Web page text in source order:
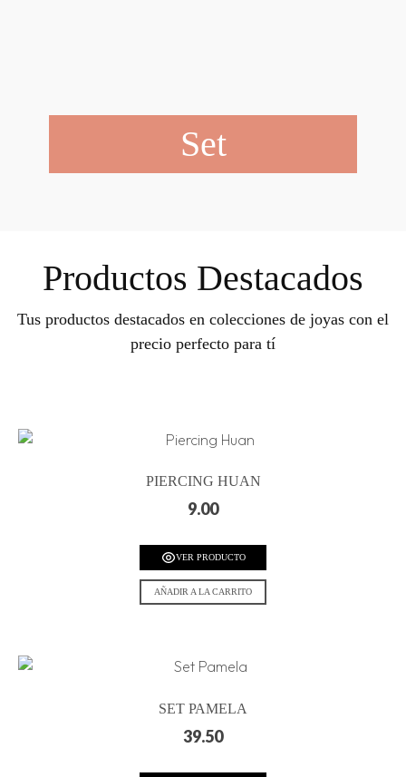
Set
Productos Destacados
Tus productos destacados en colecciones de joyas con el
precio perfecto para tí
PIERCING HUAN
9.00
VER PRODUCTO
AÑADIR A LA CARRITO
SET PAMELA
39.50